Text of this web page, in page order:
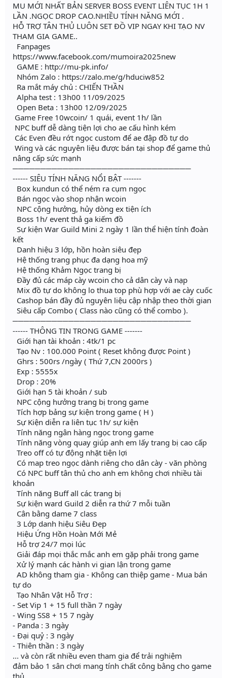
MU MỚI NHẤT BẢN SERVER BOSS EVENT LIÊN TỤC 1H 1
LẦN .NGỌC DROP CAO.NHIỀU TÍNH NĂNG MỚI .
HỖ TRỢ TÂN THỦ LUÔN SET ĐỒ VIP NGAY KHI TẠO NV
THAM GIA GAME..
Fanpages
https://www.facebook.com/mumoira2025new
GAME : http://mu-pk.info/
Nhóm Zalo : https://zalo.me/g/hduciw852
Ra mắt máy chủ : CHIẾN THẦN
Alpha test : 13h00 11/09/2025
Open Beta : 13h00 12/09/2025
Game Free 10wcoin/ 1 quái, event 1h/ lần
NPC buff dễ dàng tiện lợi cho ae cấu hình kém
Các Even đều rớt ngọc custom để ae đập đồ tự do
Wing và các nguyên liệu được bán tại shop để game thủ
nâng cấp sức mạnh
────────────────────────────────
------ SIÊU TÍNH NĂNG NỔI BẬT -------
Box kundun có thể ném ra cụm ngọc
Bán ngọc vào shop nhận wcoin
NPC cộng hưởng, hủy dòng ex tiện ích
Boss 1h/ event thả ga kiếm đồ
Sự kiện War Guild Mini 2 ngày 1 lần thể hiện tính đoàn
kết
Danh hiệu 3 lớp, hồn hoàn siêu đẹp
Hệ thống trang phục đa dạng hoa mỹ
Hệ thống Khảm Ngọc trang bị
Đầy đủ các máp cày wcoin cho cả dân cày và nạp
Mix đồ tự do không lo thua top phù hợp với ae cày cuốc
Cashop bán đầy đủ nguyên liệu cập nhập theo thời gian
Siêu cấp Combo ( Class nào cũng có thể combo ).
────────────────────────────────
------ THÔNG TIN TRONG GAME -------
Giới hạn tài khoản : 4tk/1 pc
Tạo Nv : 100.000 Point ( Reset không được Point )
Ghrs : 500rs /ngày ( Thứ 7,CN 2000rs )
Exp : 5555x
Drop : 20%
Giới hạn 5 tài khoản / sub
NPC cộng hưởng trang bị trong game
Tích hợp bảng sự kiện trong game ( H )
Sự Kiện diễn ra liên tục 1h/ sự kiện
Tính năng ngân hàng ngọc trong game
Tính năng vòng quay giúp anh em lấy trang bị cao cấp
Treo off có tự động nhặt tiện lợi
Có map treo ngọc dành riêng cho dân cày - văn phòng
Có NPC buff tân thủ cho anh em không chơi nhiều tài
khoản
Tính năng Buff all các trang bị
Sự kiện ward Guild 2 diễn ra thứ 7 mỗi tuần
Cân bằng dame 7 class
3 Lớp danh hiệu Siêu Đẹp
Hiệu Ứng Hồn Hoàn Mới Mẻ
Hỗ trợ 24/7 mọi lúc
Giải đáp mọi thắc mắc anh em gặp phải trong game
Xử lý mạnh các hành vi gian lận trong game
AD không tham gia - Không can thiệp game - Mua bán
tự do
Tạo Nhân Vật Hỗ Trợ :
- Set Vip 1 + 15 full thần 7 ngày
- Wing SS8 + 15 7 ngày
- Panda : 3 ngày
- Đại quỷ : 3 ngày
- Thiên thần : 3 ngày
... và còn rất nhiều even tham gia để trải nghiệm
đảm bảo 1 sân chơi mang tính chất công bằng cho game